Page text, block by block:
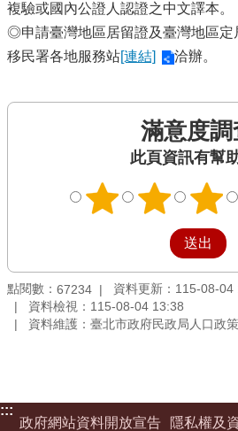
複驗或國內公證人認證之中文譯本。
◎申請臺灣地區居留證及臺灣地區定
移民署各地服務站 [連結] 洽辦。
滿意度調
此頁資訊有幫
點閱數： 67234
資料更新：115-08-04
資料檢視：115-08-04 13:38
資料維護：臺北市政府民政局人口政
:::
政府網站資料開放宣告
隱私權及